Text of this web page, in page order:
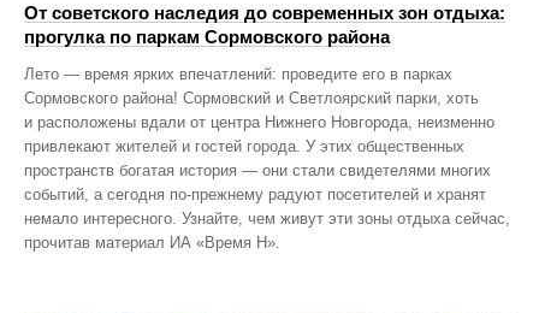
От советского наследия до современных зон отдыха:
прогулка по паркам Сормовского района
Лето — время ярких впечатлений: проведите его в парках
Сормовского района! Сормовский и Светлоярский парки, хоть
и расположены вдали от центра Нижнего Новгорода, неизменно
привлекают жителей и гостей города. У этих общественных
пространств богатая история — они стали свидетелями многих
событий, а сегодня по‑прежнему радуют посетителей и хранят
немало интересного. Узнайте, чем живут эти зоны отдыха сейчас,
прочитав материал ИА «Время Н».